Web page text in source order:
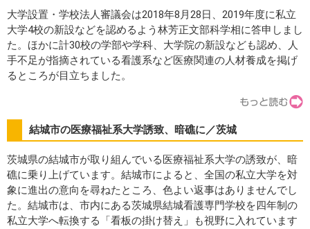
大学設置・学校法人審議会は2018年8月28日、2019年度に私立
大学4校の新設などを認めるよう林芳正文部科学相に答申しまし
た。ほかに計30校の学部や学科、大学院の新設なども認め、人
手不足が指摘されている看護系など医療関連の人材養成を掲げ
るところが目立ちました。
結城市の医療福祉系大学誘致、暗礁に／茨城
茨城県の結城市が取り組んでいる医療福祉系大学の誘致が、暗
礁に乗り上げています。結城市によると、全国の私立大学を対
象に進出の意向を尋ねたところ、色よい返事はありませんでし
た。結城市は、市内にある茨城県結城看護専門学校を四年制の
私立大学へ転換する「看板の掛け替え」も視野に入れています